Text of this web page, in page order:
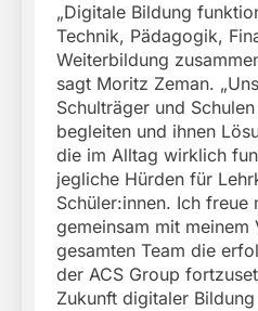
„Digitale Bildung
Technik, Pädagogik,
Weiterbildung
sagt Moritz Zeman.
Schulträger und
begleiten und ihnen
die im Alltag wirklich
jegliche Hürden für
Schüler:innen. Ich freue
gemeinsam mit meinem
gesamten Team die
der ACS Group
Zukunft digitaler